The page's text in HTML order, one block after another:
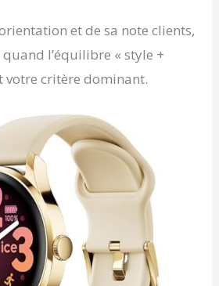
et de sa note clients,
l’équilibre « style +
votre critère dominant.